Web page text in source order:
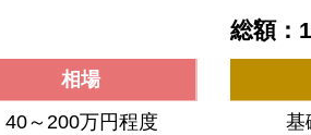
相場
40～200万円程度
総額：
基